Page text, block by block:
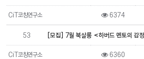
CiT코칭연구소 6374
53 [모집] 7월 북살롱 <하버드 멘토의 감
CiT코칭연구소 6360